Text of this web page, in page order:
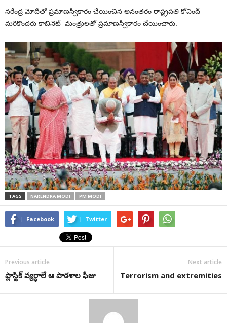
నరేంద్ర మోదీతో ప్రమాణస్వీకారం చేయించిన అనంతరం రాష్ట్రపతి కోవింద్
మరికొందరు కాబినెట్ మంత్రులతో ప్రమాణస్వీకారం చేయించారు.
TAGS NARENDRA MODI PM MODI
Facebook Twitter
Previous article
ప్లాస్టిక్ వ్యర్ధాలే ఆ పాఠశాల ఫీజు
Next article
Terrorism and extremities